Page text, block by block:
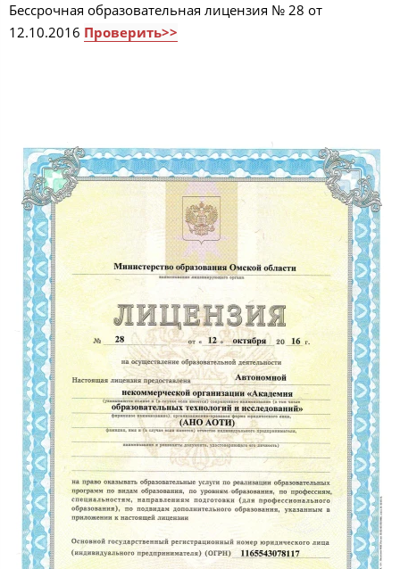
Бессрочная образовательная лицензия № 28 от
12.10.2016 Проверить>>